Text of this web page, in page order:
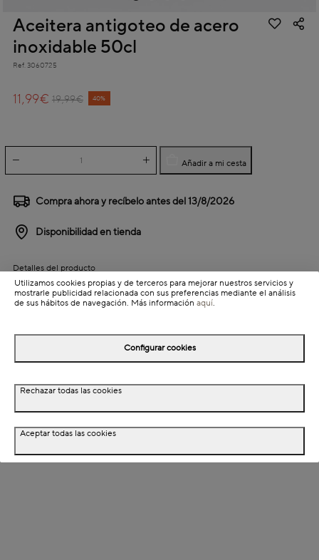
Aceitera antigoteo de acero
inoxidable 50cl
Ref. 3060725
Price reduced from
19,99€
to 40%
11,99€
Añadir a mi cesta
Compra ahora y recíbelo antes del13/8/2026
Disponibilidad en tienda
Detalles del producto
Información de envío
Detalles del producto
Utilizamos cookies propias y de terceros para mejorar nuestros servicios y
mostrarle publicidad relacionada con sus preferencias mediante el análisis
de sus hábitos de navegación. Más información aquí.
Configurar cookies
Rechazar todas las cookies
Aceptar todas las cookies